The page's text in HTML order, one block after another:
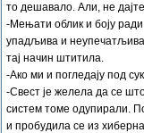
то дешавало. Али, не
-Мењати облик и боју
упадљива и
тај начин штитила.
-Ако ми и погледају под
-Свест је желела да се
систем томе одупирали.
и пробудила се из